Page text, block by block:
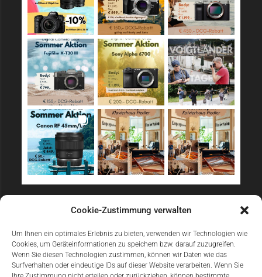
Cookie-Zustimmung verwalten
Um Ihnen ein optimales Erlebnis zu bieten, verwenden wir Technologien wie
Cookies, um Geräteinformationen zu speichern bzw. darauf zuzugreifen.
Wenn Sie diesen Technologien zustimmen, können wir Daten wie das
Surfverhalten oder eindeutige IDs auf dieser Website verarbeiten. Wenn Sie
Sicher Einkaufen